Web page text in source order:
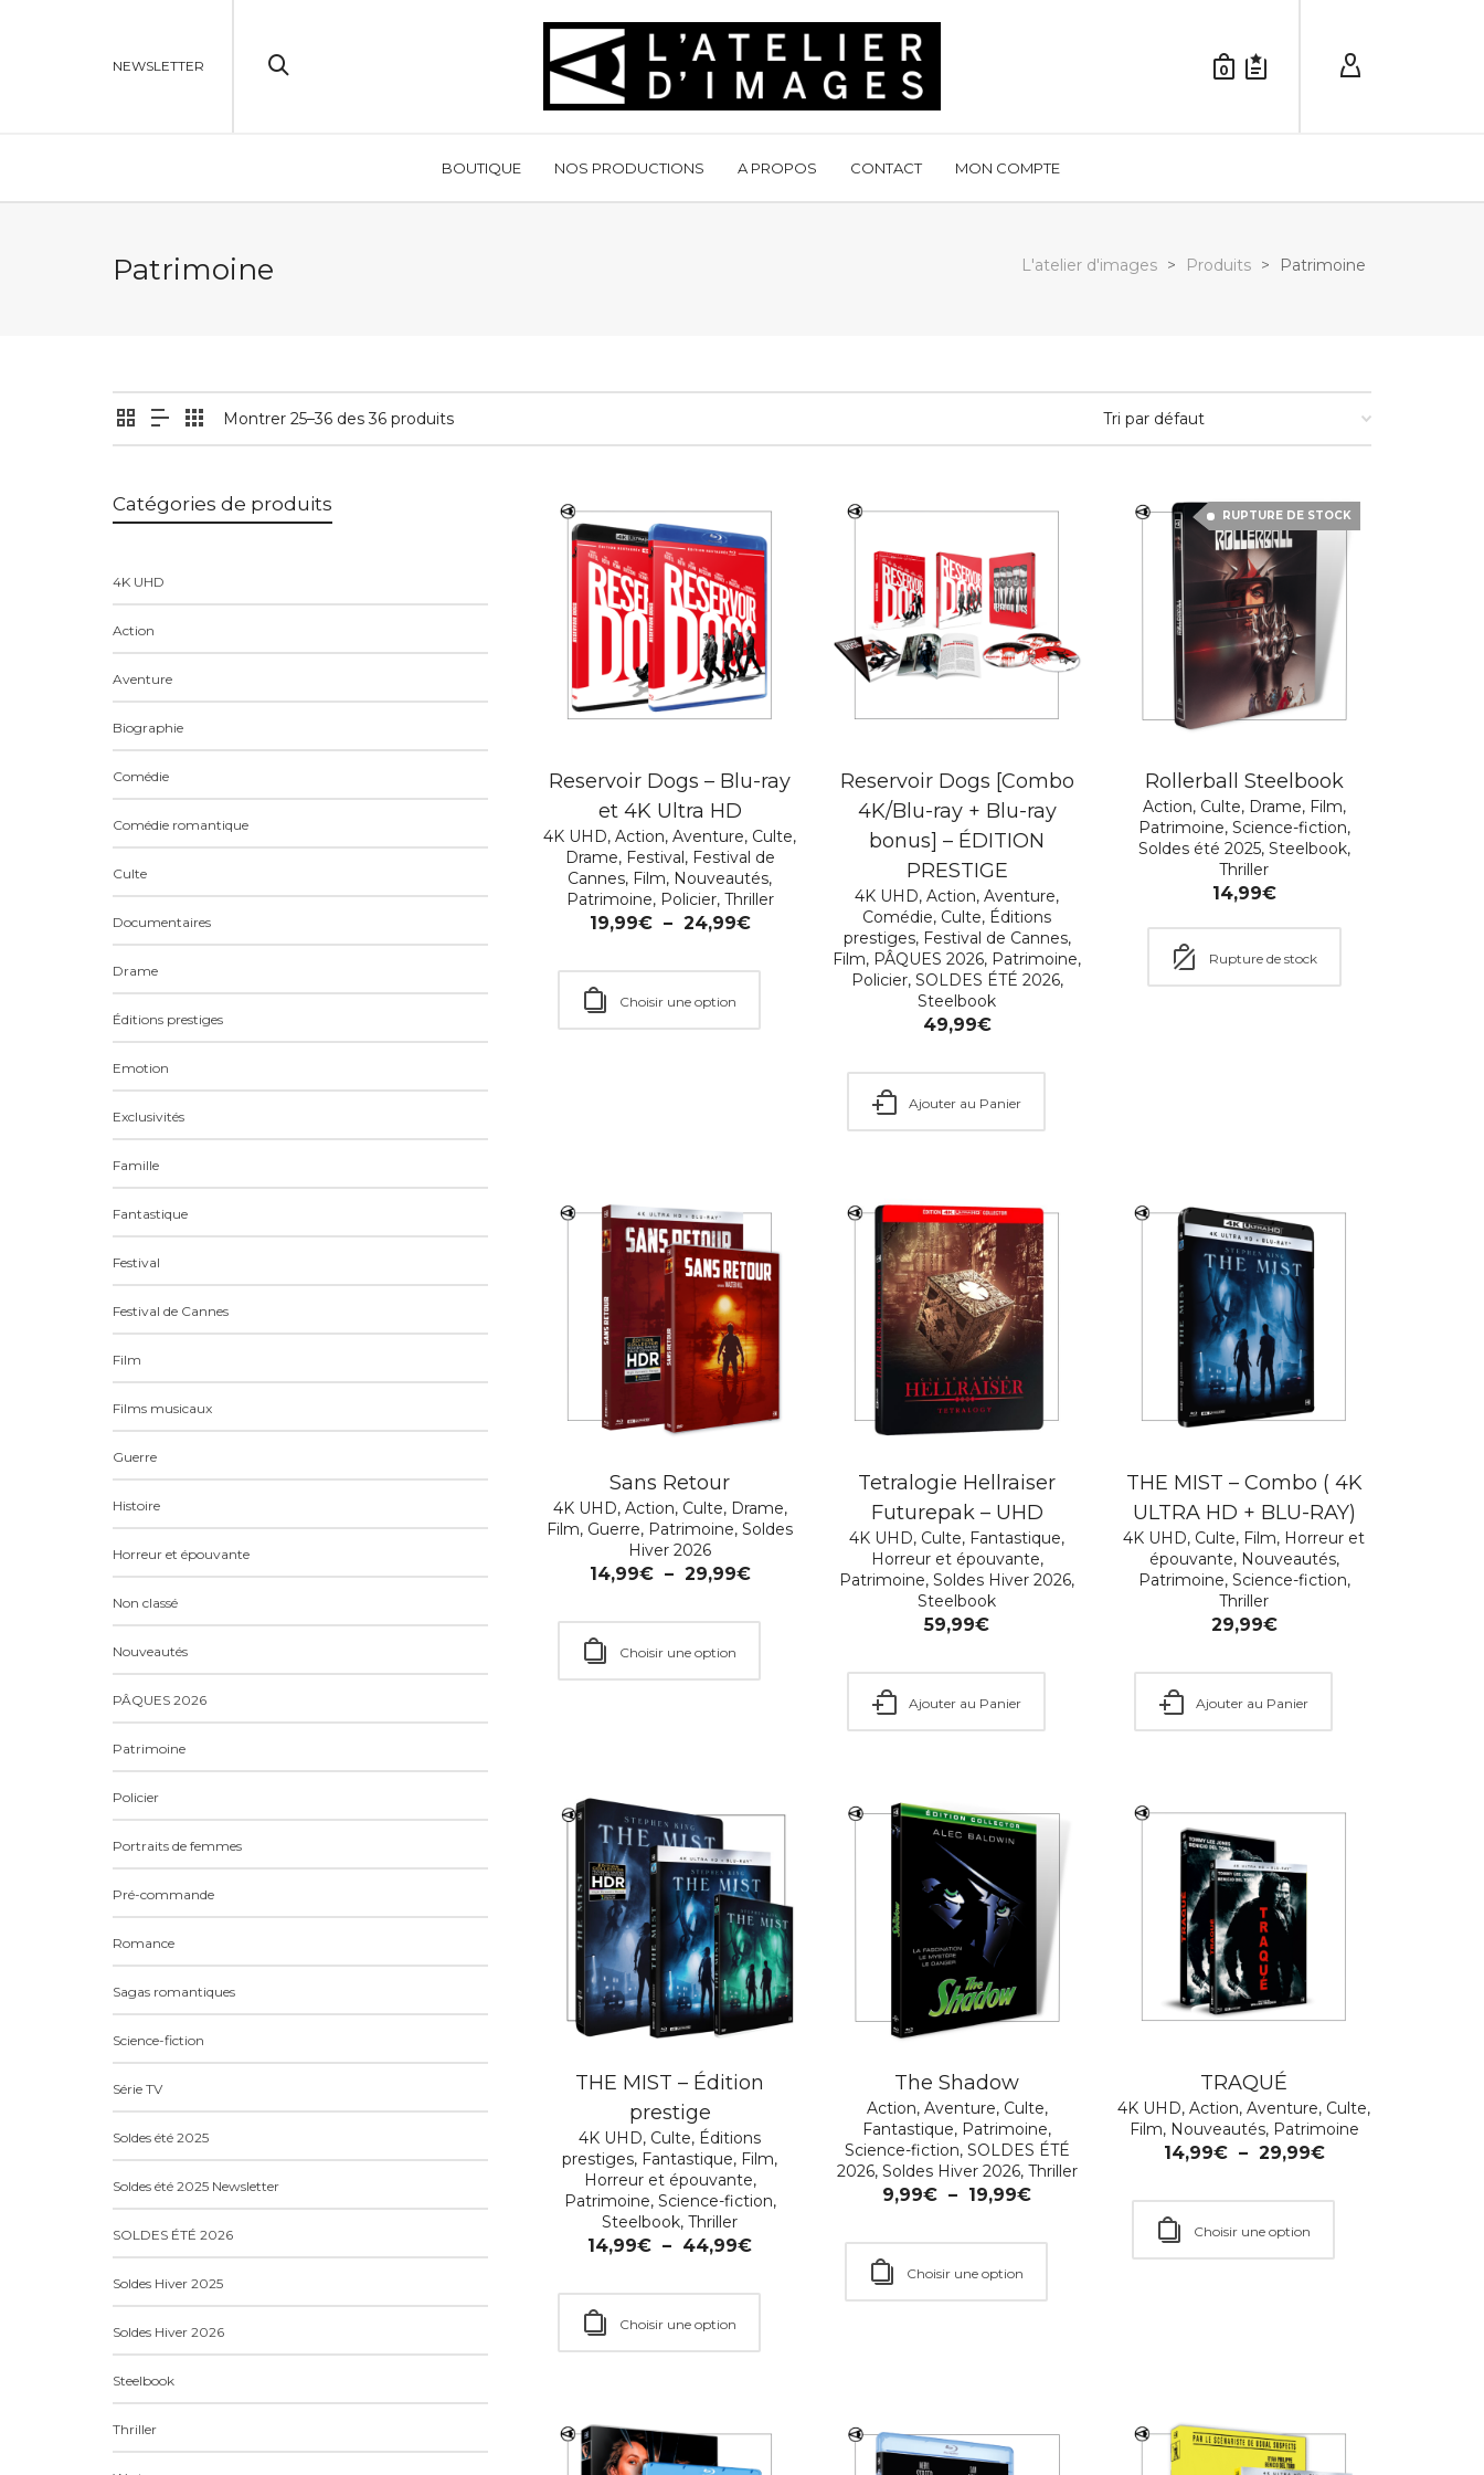
NEWSLETTER 0
BOUTIQUE NOS PRODUCTIONS A PROPOS CONTACT MON COMPTE
Patrimoine L'atelier d'images > Produits > Patrimoine
Montrer 25–36 des 36 produits
Reservoir Dogs – Blu-ray
et 4K Ultra HD
4K UHD,Action,Aventure, Culte,
Drame, Festival, Festival de
Cannes, Film, Nouveautés,
Patrimoine, Policier, Thriller
19,99€ – 24,99€
Choisir une option
Reservoir Dogs [Combo
4K/Blu-ray + Blu-ray
bonus] – ÉDITION
PRESTIGE
4K UHD,Action,Aventure,
Comédie, Culte, Éditions
prestiges, Festival de Cannes,
Film, PÂQUES 2026, Patrimoine,
Policier, SOLDES ÉTÉ 2026,
Steelbook
49,99€
Ajouter au Panier
RUPTURE DE STOCK
Rollerball Steelbook
Action, Culte, Drame, Film,
Patrimoine, Science-fiction,
Soldes été 2025, Steelbook,
Thriller
14,99€
Rupture de stock
Sans Retour
4K UHD, Action, Culte, Drame,
Film, Guerre, Patrimoine,Soldes
Hiver 2026
14,99€ – 29,99€
Choisir une option
Tetralogie Hellraiser
Futurepak – UHD
4K UHD, Culte, Fantastique,
Horreur et épouvante,
Patrimoine,Soldes Hiver 2026,
Steelbook
59,99€
Ajouter au Panier
THE MIST – Combo ( 4K
ULTRA HD + BLU-RAY)
4K UHD, Culte, Film, Horreur et
épouvante, Nouveautés,
Patrimoine, Science-fiction,
Thriller
29,99€
Ajouter au Panier
THE MIST – Édition
prestige
4K UHD, Culte, Éditions
prestiges, Fantastique, Film,
Horreur et épouvante,
Patrimoine, Science-fiction,
Steelbook,Thriller
14,99€ – 44,99€
Choisir une option
The Shadow
Action, Aventure, Culte,
Fantastique, Patrimoine,
Science-fiction, SOLDES ÉTÉ
2026, Soldes Hiver 2026, Thriller
9,99€ – 19,99€
Choisir une option
TRAQUÉ
4K UHD,Action,Aventure, Culte,
Film, Nouveautés, Patrimoine
14,99€ – 29,99€
Choisir une option
Catégories de produits
4K UHD
Action
Aventure
Biographie
Comédie
Comédie romantique
Culte
Documentaires
Drame
Éditions prestiges
Emotion
Exclusivités
Famille
Fantastique
Festival
Festival de Cannes
Film
Films musicaux
Guerre
Histoire
Horreur et épouvante
Non classé
Nouveautés
PÂQUES 2026
Patrimoine
Policier
Portraits de femmes
Pré-commande
Romance
Sagas romantiques
Science-fiction
Série TV
Soldes été 2025
Soldes été 2025 Newsletter
SOLDES ÉTÉ 2026
Soldes Hiver 2025
Soldes Hiver 2026
Steelbook
Thriller